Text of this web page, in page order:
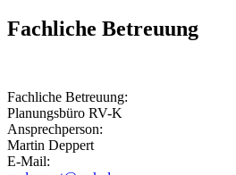
Fachliche Betreuung
Fachliche Betreuung:
Planungsbüro RV-K
Ansprechperson:
Martin Deppert
E-Mail: